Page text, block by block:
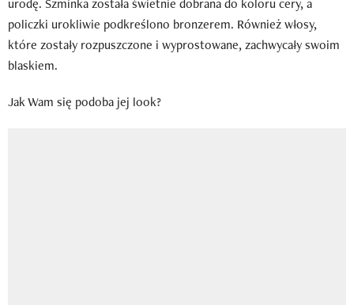
urodę. Szminka została świetnie dobrana do koloru cery, a
policzki urokliwie podkreślono bronzerem. Również włosy,
które zostały rozpuszczone i wyprostowane, zachwycały swoim
blaskiem.
Jak Wam się podoba jej look?